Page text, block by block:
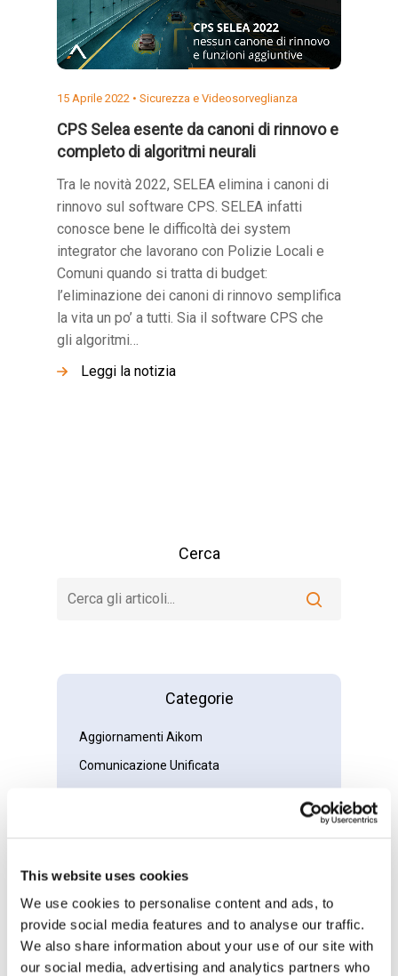
This website uses cookies
We use cookies to personalise content and ads, to
provide social media features and to analyse our traffic.
We also share information about your use of our site with
our social media, advertising and analytics partners who
15 Aprile 2022 • Sicurezza e Videosorveglianza
CPS Selea esente da canoni di rinnovo e
completo di algoritmi neurali
Tra le novità 2022, SELEA elimina i canoni di
rinnovo sul software CPS. SELEA infatti
conosce bene le difficoltà dei system
integrator che lavorano con Polizie Locali e
Comuni quando si tratta di budget:
l’eliminazione dei canoni di rinnovo semplifica
la vita un po’ a tutti. Sia il software CPS che
gli algoritmi…
Leggi la notizia
Cerca
Categorie
Aggiornamenti Aikom
Comunicazione Unificata
Senza Categoria
Sicurezza E Videosorveglianza